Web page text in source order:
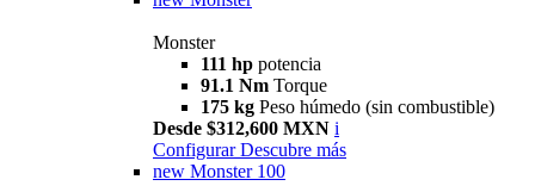
Monster
111 hp potencia
91.1 Nm Torque
175 kg Peso húmedo (sin combustible)
Desde $312,600 MXN i
Configurar Descubre más
new Monster 100